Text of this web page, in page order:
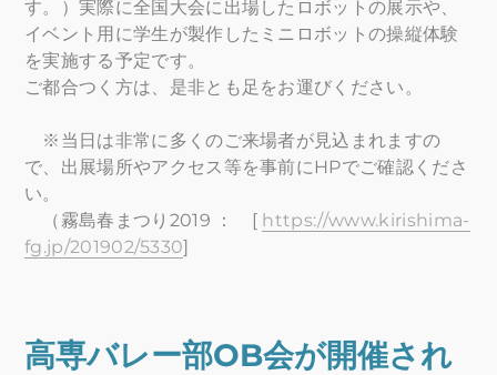
す。）実際に全国大会に出場したロボットの展示や、
イベント用に学生が製作したミニロボットの操縦体験
を実施する予定です。
ご都合つく方は、是非とも足をお運びください。
※当日は非常に多くのご来場者が見込まれますの
で、出展場所やアクセス等を事前にHPでご確認くださ
い。
（霧島春まつり2019 ： [ https://www.kirishima-
fg.jp/201902/5330]
高専バレー部OB会が開催され
人材バンク登録